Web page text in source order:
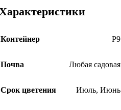
Контейнер Р9
Почва Любая садовая
Срок цветения Июль, Июнь